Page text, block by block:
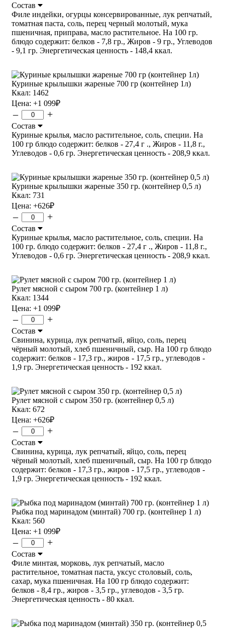
Состав
Филе индейки, огурцы консервированные, лук репчатый,
томатная паста, соль, перец черный молотый, мука
пшеничная, приправа, масло растительное. На 100 гр.
блюдо содержит: белков - 7,8 гр., Жиров - 9 гр., Углеводов
- 9,1 гр. Энергетическая ценность - 148,4 ккал.
Куриные крылышки жареные 700 гр (контейнер 1л)
Ккал: 1462
Цена: +1 099₽
– +
Состав
Куриные крылья, масло растительное, соль, специи. На
100 гр блюдо содержит: белков - 27,4 г ., Жиров - 11,8 г.,
Углеводов - 0,6 гр. Энергетическая ценность - 208,9 ккал.
Куриные крылышки жареные 350 гр. (контейнер 0,5 л)
Ккал: 731
Цена: +626₽
– +
Состав
Куриные крылья, масло растительное, соль, специи. На
100 гр. блюдо содержит: белков - 27,4 г ., Жиров - 11,8 г.,
Углеводов - 0,6 гр. Энергетическая ценность - 208,9 ккал.
Рулет мясной с сыром 700 гр. (контейнер 1 л)
Ккал: 1344
Цена: +1 099₽
– +
Состав
Свинина, курица, лук репчатый, яйцо, соль, перец
чёрный молотый, хлеб пшеничный, сыр. На 100 гр блюдо
содержит: белков - 17,3 гр., жиров - 17,5 гр., углеводов -
1,9 гр. Энергетическая ценность - 192 ккал.
Рулет мясной с сыром 350 гр. (контейнер 0,5 л)
Ккал: 672
Цена: +626₽
– +
Состав
Свинина, курица, лук репчатый, яйцо, соль, перец
чёрный молотый, хлеб пшеничный, сыр. На 100 гр блюдо
содержит: белков - 17,3 гр., жиров - 17,5 гр., углеводов -
1,9 гр. Энергетическая ценность - 192 ккал.
Рыбка под маринадом (минтай) 700 гр. (контейнер 1 л)
Ккал: 560
Цена: +1 099₽
– +
Состав
Филе минтая, морковь, лук репчатый, масло
растительное, томатная паста, уксус столовый, соль,
сахар, мука пшеничная. На 100 гр блюдо содержит:
белков - 8,4 гр., жиров - 3,5 гр., углеводов - 3,5 гр.
Энергетическая ценность - 80 ккал.